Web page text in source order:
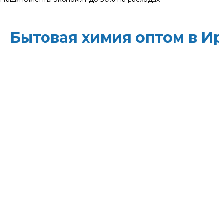
Бытовая химия оптом в